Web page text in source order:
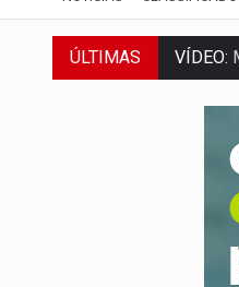
ÚLTIMAS VÍDEO:
LAZER: